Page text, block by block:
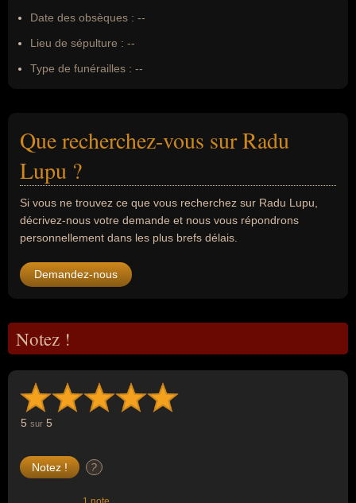
Date des obsèques : --
Lieu de sépulture : --
Type de funérailles : --
Que recherchez-vous sur Radu
Lupu ?
Si vous ne trouvez ce que vous recherchez sur Radu Lupu,
décrivez-nous votre demande et nous vous répondrons
personnellement dans les plus brefs délais.
Demandez-nous
Notez !
5 sur 5
?